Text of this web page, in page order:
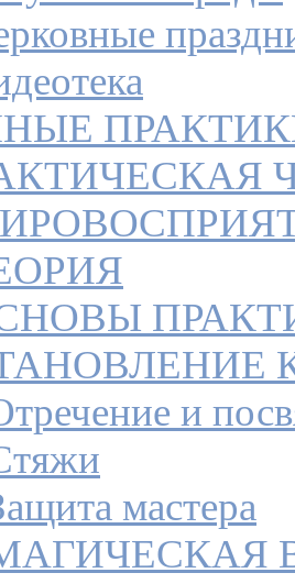
и
мастера